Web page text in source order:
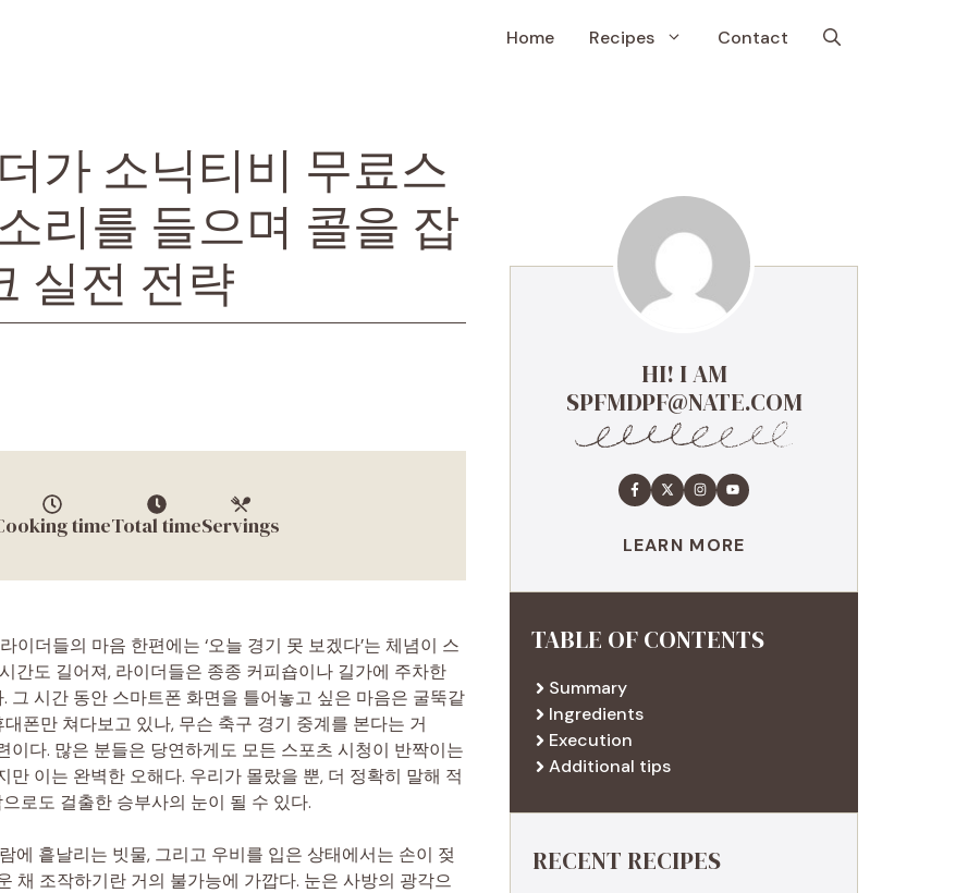
Home Recipes Contact
가 소닉티비 무료스
리를 들으며 콜을 잡
실전 전략
timeTotal timeServings
더들의 마음 한편에는 ‘오늘 경기 못 보겠다’는 체념이 스
간도 길어져, 라이더들은 종종 커피숍이나 길가에 주차한
시간 동안 스마트폰 화면을 틀어놓고 싶은 마음은 굴뚝같
폰만 쳐다보고 있나, 무슨 축구 경기 중계를 본다는 거
이다. 많은 분들은 당연하게도 모든 스포츠 시청이 반짝이는
이는 완벽한 오해다. 우리가 몰랐을 뿐, 더 정확히 말해 적
로도 걸출한 승부사의 눈이 될 수 있다.
에 흩날리는 빗물, 그리고 우비를 입은 상태에서는 손이 젖
채 조작하기란 거의 불가능에 가깝다. 눈은 사방의 광각으
HI! I AM
SPFMDPF@NATE.COM
LEARN MORE
TABLE OF CONTENTS
Summary
Ingredients
Execution
Additional tips
RECENT RECIPES